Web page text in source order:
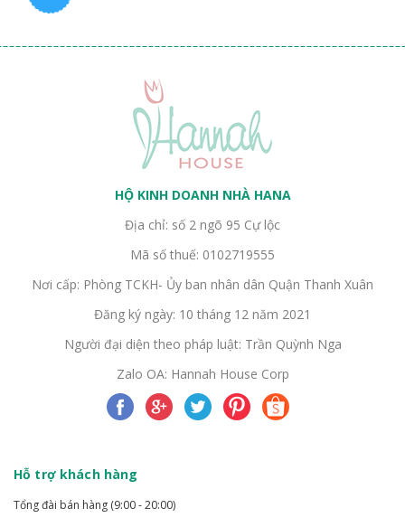
HỘ KINH DOANH NHÀ HANA
Địa chỉ: số 2 ngõ 95 Cự lộc
Mã số thuế: 0102719555
Nơi cấp: Phòng TCKH- Ủy ban nhân dân Quận Thanh Xuân
Đăng ký ngày: 10 tháng 12 năm 2021
Người đại diện theo pháp luật: Trần Quỳnh Nga
Zalo OA: Hannah House Corp
Hỗ trợ khách hàng
Tổng đài bán hàng (9:00 - 20:00)